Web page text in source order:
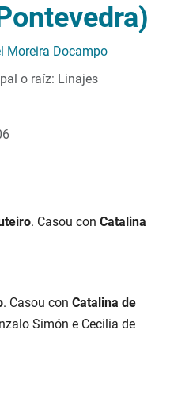
Moreira Docampo
o raíz: Linajes
. Casou con Catalina
. Casou con Catalina de
Simón e Cecilia de